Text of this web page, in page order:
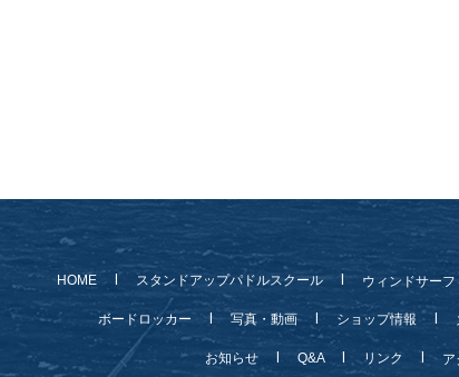
HOME スタンドアップパドルスクール ウィンドサーフ
ボードロッカー 写真・動画 ショップ情報
お知らせ Q&A リンク ア